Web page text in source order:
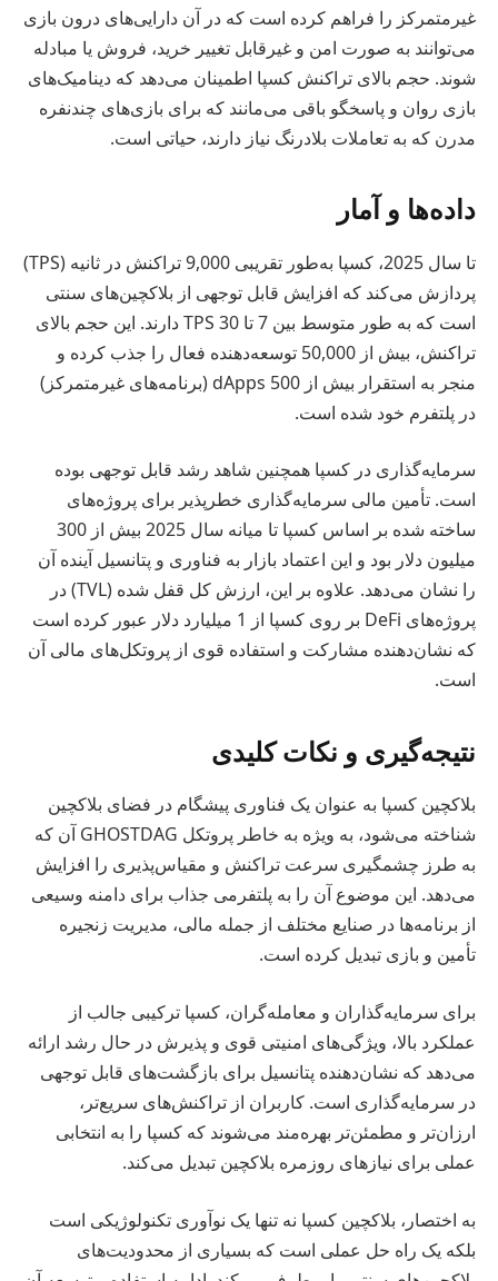
غیرمتمرکز را فراهم کرده است که در آن دارایی‌های درون بازی
می‌توانند به صورت امن و غیرقابل تغییر خرید، فروش یا مبادله
شوند. حجم بالای تراکنش کسپا اطمینان می‌دهد که دینامیک‌های
بازی روان و پاسخگو باقی می‌مانند که برای بازی‌های چندنفره
مدرن که به تعاملات بلادرنگ نیاز دارند، حیاتی است.
داده‌ها و آمار
تا سال 2025، کسپا به‌طور تقریبی 9,000 تراکنش در ثانیه (TPS)
پردازش می‌کند که افزایش قابل توجهی از بلاکچین‌های سنتی
است که به طور متوسط بین 7 تا 30 TPS دارند. این حجم بالای
تراکنش، بیش از 50,000 توسعه‌دهنده فعال را جذب کرده و
منجر به استقرار بیش از 500 dApps (برنامه‌های غیرمتمرکز)
در پلتفرم خود شده است.
سرمایه‌گذاری در کسپا همچنین شاهد رشد قابل توجهی بوده
است. تأمین مالی سرمایه‌گذاری خطرپذیر برای پروژه‌های
ساخته شده بر اساس کسپا تا میانه سال 2025 بیش از 300
میلیون دلار بود و این اعتماد بازار به فناوری و پتانسیل آینده آن
را نشان می‌دهد. علاوه بر این، ارزش کل قفل شده (TVL) در
پروژه‌های DeFi بر روی کسپا از 1 میلیارد دلار عبور کرده است
که نشان‌دهنده مشارکت و استفاده قوی از پروتکل‌های مالی آن
است.
نتیجه‌گیری و نکات کلیدی
بلاکچین کسپا به عنوان یک فناوری پیشگام در فضای بلاکچین
شناخته می‌شود، به ویژه به خاطر پروتکل GHOSTDAG آن که
به طرز چشمگیری سرعت تراکنش و مقیاس‌پذیری را افزایش
می‌دهد. این موضوع آن را به پلتفرمی جذاب برای دامنه وسیعی
از برنامه‌ها در صنایع مختلف از جمله مالی، مدیریت زنجیره
تأمین و بازی تبدیل کرده است.
برای سرمایه‌گذاران و معامله‌گران، کسپا ترکیبی جالب از
عملکرد بالا، ویژگی‌های امنیتی قوی و پذیرش در حال رشد ارائه
می‌دهد که نشان‌دهنده پتانسیل برای بازگشت‌های قابل توجهی
در سرمایه‌گذاری است. کاربران از تراکنش‌های سریع‌تر،
ارزان‌تر و مطمئن‌تر بهره‌مند می‌شوند که کسپا را به انتخابی
عملی برای نیازهای روزمره بلاکچین تبدیل می‌کند.
به اختصار، بلاکچین کسپا نه تنها یک نوآوری تکنولوژیکی است
بلکه یک راه حل عملی است که بسیاری از محدودیت‌های